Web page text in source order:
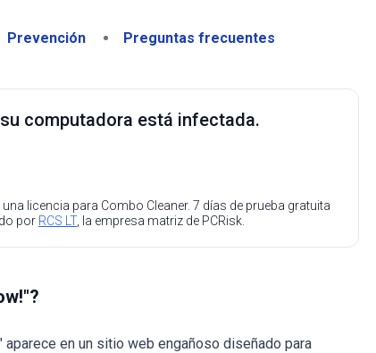
Prevención Preguntas frecuentes
computadora está infectada.
licencia para Combo Cleaner. 7 días de prueba gratuita
por RCS LT, la empresa matriz de PCRisk.
en un sitio web engañoso diseñado para